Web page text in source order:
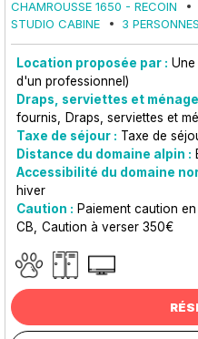
CHAMROUSSE 1650 - RECOIN
STUDIO CABINE
3 PERSONNES
Location proposée par :
d'un professionnel)
Draps, serviettes et
fournis
Draps, serviettes et
Taxe de séjour : Taxe de
Distance du domaine alpin :
Accessibilité du domaine
hiver
Caution : Paiement caution
CB
Caution à verser 350€